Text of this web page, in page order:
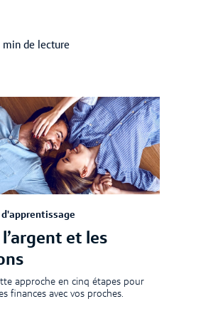
min de lecture
d'apprentissage
et les
approche en cinq étapes pour
finances avec vos proches.